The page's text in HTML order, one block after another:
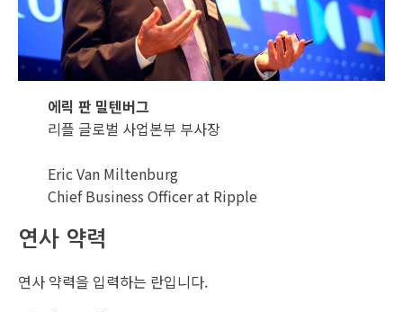
에릭 판 밀텐버그
리플 글로벌 사업본부 부사장
Eric Van Miltenburg
Chief Business Officer at Ripple
연사 약력
연사 약력을 입력하는 란입니다.